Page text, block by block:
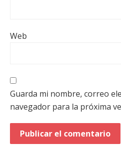
Web
Guarda mi nombre, correo
navegador para la próxima